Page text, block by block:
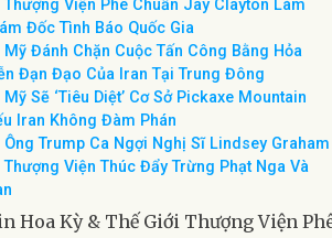
diện mạo mới. Những hàng cờ và
Cuối Tuần(25-26-Jul-2026)
Thượng Viện Phê Chuẩn Jay Clayton Làm
Đốc Tình Báo Quốc Gia
Mỹ Đánh Chặn Cuộc Tấn Công Bằng Hỏa
Đạn Đạo Của Iran Tại Trung Đông
Mỹ Sẽ ‘Tiêu Diệt’ Cơ Sở Pickaxe Mountain
Ông Trump Ca Ngợi Nghị Sĩ Lindsey Graham